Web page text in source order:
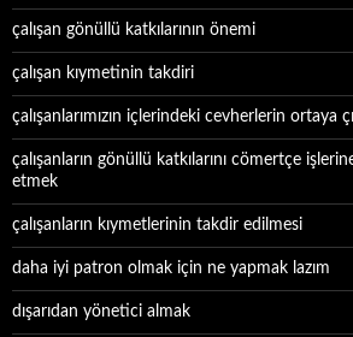
çalışan gönüllü katkılarının önemi
çalışan kıymetinin takdiri
çalışanlarımızın içlerindeki cevherlerin ortaya
çalışanların gönüllü katkılarını cömertçe
etmek
çalışanların kıymetlerinin takdir edilmesi
daha iyi patron olmak için ne yapmak lazım
dışarıdan yönetici almak